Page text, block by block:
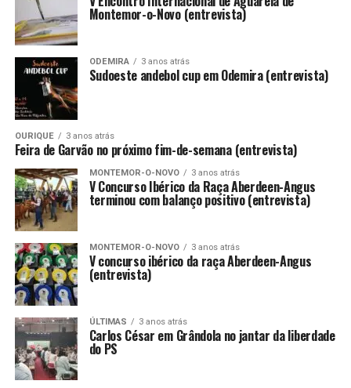
Montemor-o-Novo (entrevista)
ODEMIRA 3 anos atrás
Sudoeste andebol cup em Odemira (entrevista)
OURIQUE 3 anos atrás
Feira de Garvão no próximo fim-de-semana (entrevista)
MONTEMOR-O-NOVO 3 anos atrás
V Concurso Ibérico da Raça Aberdeen-Angus
terminou com balanço positivo (entrevista)
MONTEMOR-O-NOVO 3 anos atrás
V concurso ibérico da raça Aberdeen-Angus
(entrevista)
ÚLTIMAS 3 anos atrás
Carlos César em Grândola no jantar da liberdade
do PS